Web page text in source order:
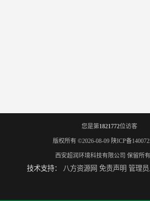
您是第1821772位访客
版权所有 ©2026-08-09 陕ICP备
西安超润环境科技有限公司 保留所有
技术支持： 八方资源网 免责声明 管理员